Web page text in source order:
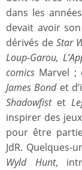
dans les
devait avoir
dérivés de Star
Loup-Garou,
comics Marvel ;
James Bondet
Shadowfistet
inspirer des
pour être
JdR. Quelques-
Wyld Hunt,